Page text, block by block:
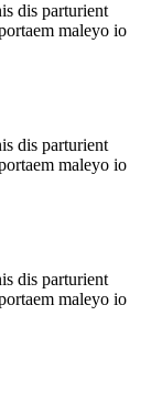
dis parturient
maleyo io
dis parturient
maleyo io
dis parturient
maleyo io